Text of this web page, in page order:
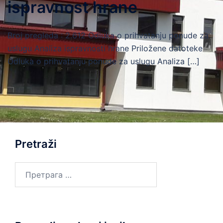
ispravnost hrane
Broj pregleda : 2.612 Odluka o prihvatanju ponude za
uslugu Analiza ispravnosti hrane Priložene datoteke
Odluka o prihvatanju ponude za uslugu Analiza […]
Pretraži